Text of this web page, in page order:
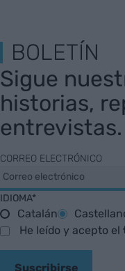
BOLETÍN
Sigue
historias,
entrevistas.
CORREO ELECTRÓNICO
IDIOMA*
Catalán
He leído y acepto el
Suscribirse